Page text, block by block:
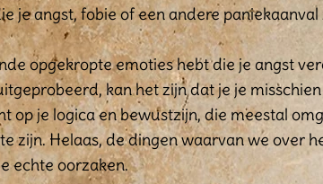
je angst, fobie of een andere
opgekropte emoties hebt die je angst
kan het zijn dat je je
op je logica en bewustzijn, die meestal
zijn. Helaas, de dingen waarvan we over
echte oorzaken.